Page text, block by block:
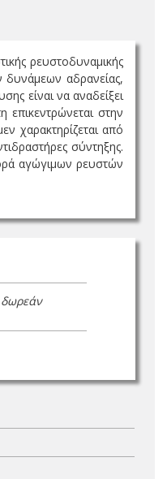
ρευστοδυναμικής
αδρανείας,
είναι να αναδείξει
στην
χαρακτηρίζεται από
σύντηξης.
αγώγιμων ρευστών
δωρεάν